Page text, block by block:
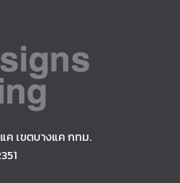
ค เขตบางแค กทม.